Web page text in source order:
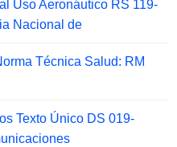
Uso Aeronáutico RS 119-
Nacional de
Técnica Salud: RM
Texto Único DS 019-